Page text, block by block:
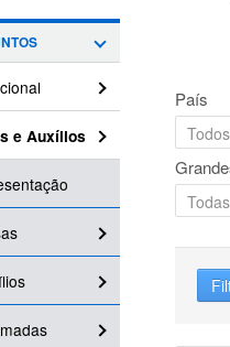
e Auxílios
País